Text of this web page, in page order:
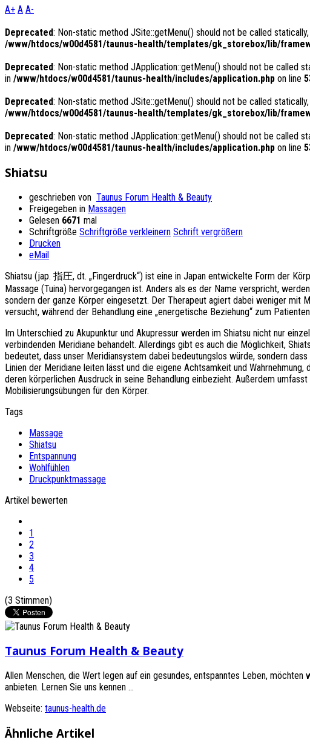
A+ A A-
Deprecated: Non-static method JSite::getMenu() should not be called
/www/htdocs/w00d4581/taunus-health/templates/gk_storebox/lib/
Deprecated: Non-static method JApplication::getMenu() should not be called
in /www/htdocs/w00d4581/taunus-health/includes/application.php on line
Deprecated: Non-static method JSite::getMenu() should not be called
/www/htdocs/w00d4581/taunus-health/templates/gk_storebox/lib/
Deprecated: Non-static method JApplication::getMenu() should not be called
in /www/htdocs/w00d4581/taunus-health/includes/application.php on line
Shiatsu
geschrieben von Taunus Forum Health & Beauty
Freigegeben in Massagen
Gelesen 6671 mal
Schriftgröße Schriftgröße verkleinern Schrift vergrößern
Drucken
eMail
Shiatsu (jap. 指圧, dt. „Fingerdruck“) ist eine in Japan entwickelte Form der
Massage (Tuina) hervorgegangen ist. Anders als es der Name verspricht,
sondern der ganze Körper eingesetzt. Der Therapeut agiert dabei weniger mit
versucht, während der Behandlung eine „energetische Beziehung“ zum
Im Unterschied zu Akupunktur und Akupressur werden im Shiatsu nicht nur
verbindenden Meridiane behandelt. Allerdings gibt es auch die Möglichkeit,
bedeutet, dass unser Meridiansystem dabei bedeutungslos würde, sondern
Linien der Meridiane leiten lässt und die eigene Achtsamkeit und
deren körperlichen Ausdruck in seine Behandlung einbezieht. Außerdem umfasst
Mobilisierungsübungen für den Körper.
Tags
Massage
Shiatsu
Entspannung
Wohlfühlen
Druckpunktmassage
Artikel bewerten
1
2
3
4
5
(3 Stimmen)
Taunus Forum Health & Beauty
Allen Menschen, die Wert legen auf ein gesundes, entspanntes Leben,
anbieten. Lernen Sie uns kennen ...
Webseite: taunus-health.de
Ähnliche Artikel